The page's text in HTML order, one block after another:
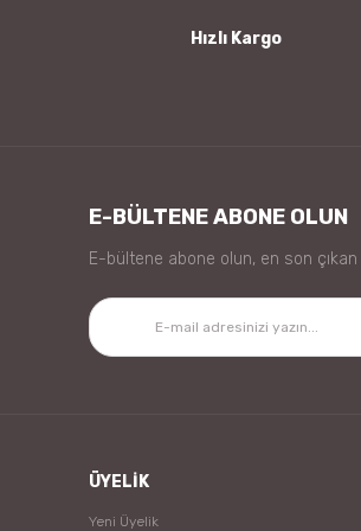
Hızlı Kargo
E-BÜLTENE ABONE OLUN
E-bültene abone olun, en son
ÜYELİK
Yeni Üyelik